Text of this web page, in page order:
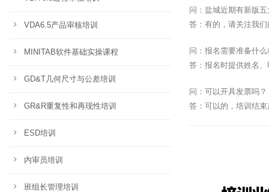
问：盐城近期有新版
答：有的，请关注我
问：报名需要准备什
答：报名时提供姓名
问：可以开具发票吗？
答：可以的，培训结
VDA6.5产品审核培训
MINITAB软件基础实操课程
GD&T几何尺寸与公差培训
GR&R重复性和再现性培训
ESD培训
内审员培训
班组长管理培训